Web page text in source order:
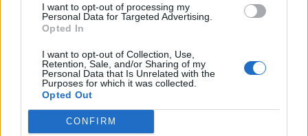
I want to opt-out of processing my
Personal Data for Targeted Advertising.
Opted In
I want to opt-out of Collection, Use,
Retention, Sale, and/or Sharing of my
Personal Data that Is Unrelated with the
Purposes for which it was collected.
Opted Out
CONFIRM
ΔΙΑΤΡΟΦΗ 07 Αυγούστου 2026
Κεχρί: Πώς μια ενισχυμένη ποικιλία μπορεί να
«γεμίσει» σίδηρο τα παιδιά, χωρίς παρενέργειες